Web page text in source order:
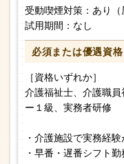
受動喫煙対策：あり（
試用期間：なし
必須または優遇資格
［資格いずれか］
介護福祉士、介護職
ー１級、実務者研修
・介護施設で実務経
・早番・遅番シフト